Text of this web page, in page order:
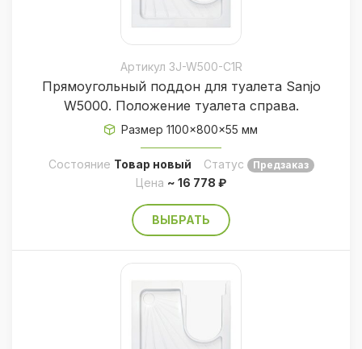
Артикул 3J-W500-С1R
Прямоугольный поддон для туалета Sanjo
W5000. Положение туалета справа.
Размер 1100×800×55 мм
Состояние Товар новый Статус Предзаказ
Цена ~ 16 778 ₽
ВЫБРАТЬ